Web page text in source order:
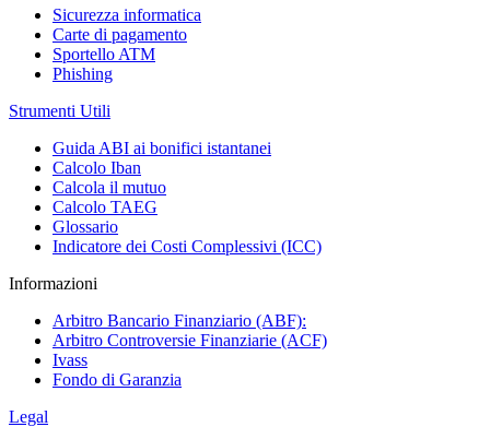
Sicurezza informatica
Carte di pagamento
Sportello ATM
Phishing
Strumenti Utili
Guida ABI ai bonifici istantanei
Calcolo Iban
Calcola il mutuo
Calcolo TAEG
Glossario
Indicatore dei Costi Complessivi (ICC)
Informazioni
Arbitro Bancario Finanziario (ABF):
Arbitro Controversie Finanziarie (ACF)
Ivass
Fondo di Garanzia
Legal